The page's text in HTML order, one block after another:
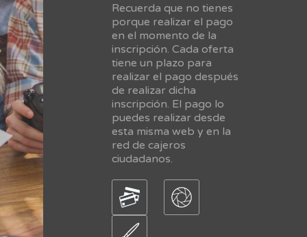
Recuerda que no tienes
porque realizar el pago
en el momento de la
inscripción. Cada oferta
tiene un plazo para
realizar el pago después
de realizar dicha
inscripción. El pago lo
puedes realizar desde
esta misma web y en la
red de cajeros
ciudadanos.